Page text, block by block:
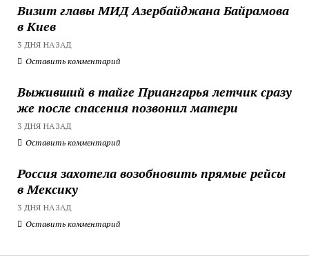
Визит главы МИД Азербайджана Байрамова
в Киев
3 ДНЯ НАЗАД
Оставить комментарий
Выживший в тайге Приангарья летчик сразу
же после спасения позвонил матери
3 ДНЯ НАЗАД
Оставить комментарий
Россия захотела возобновить прямые рейсы
в Мексику
3 ДНЯ НАЗАД
Оставить комментарий